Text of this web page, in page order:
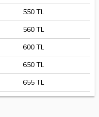
550 TL
560 TL
600 TL
650 TL
655 TL